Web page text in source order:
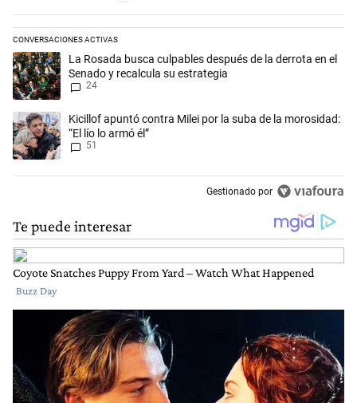
CONVERSACIONES ACTIVAS
Este listado muestra los artículos con más comentarios en los
Un artículo de tendencia con el título "La Rosada busca culpables
La Rosada busca culpables después de la derrota en el
Senado y recalcula su estrategia
24
Un artículo de tendencia con el título "Kicillof apuntó contra Milei por
Kicillof apuntó contra Milei por la suba de la morosidad:
“El lío lo armó él”
51
Gestionado por